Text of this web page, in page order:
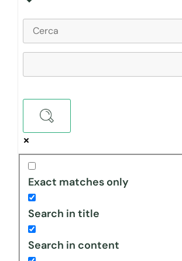
Exact matches only
Search in title
Search in content